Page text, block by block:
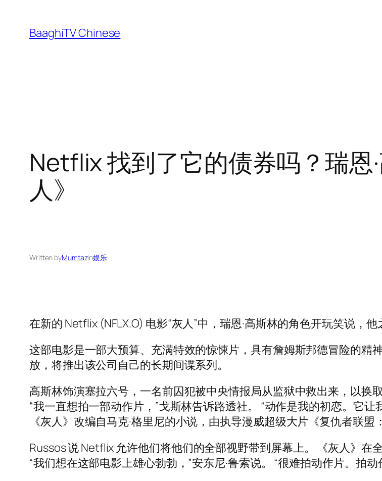
content
BaaghiTV Chinese
Netflix 找到了它的债券吗？瑞恩
人》
Written byMumtazin娱乐
在新的 Netflix (NFLX.O) 电影“灰人”中，瑞恩·高斯林的角色开玩笑说，他
这部电影是一部大预算、充满特效的惊悚片，具有詹姆斯邦德冒险的精
放，将推出该公司自己的长期间谍系列。
高斯林饰演塞拉六号，一名前囚犯被中央情报局从监狱中救出来，以换
“我一直想拍一部动作片，”戈斯林告诉路透社。 “动作是我的初恋。它
《灰人》改编自马克·格里尼的小说，由执导漫威超级大片《复仇者联盟
Russos 说 Netflix 允许他们将他们的全部视野带到屏幕上。 《灰人》在
“我们想在这部电影上雄心勃勃，”安东尼·鲁索说。 “很难拍动作片。拍